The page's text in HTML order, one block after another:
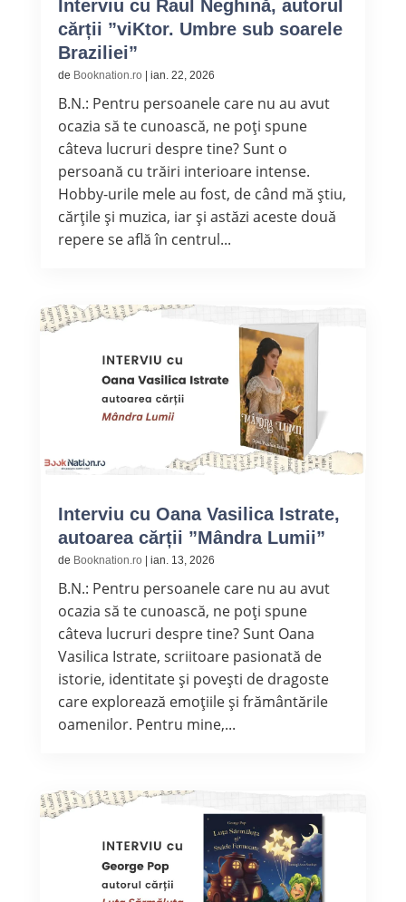
Interviu cu Raul Neghină, autorul
cărții ”viKtor. Umbre sub soarele
Braziliei”
de Booknation.ro | ian. 22, 2026
B.N.: Pentru persoanele care nu au avut
ocazia să te cunoască, ne poți spune
câteva lucruri despre tine? Sunt o
persoană cu trăiri interioare intense.
Hobby-urile mele au fost, de când mă știu,
cărțile și muzica, iar și astăzi aceste două
repere se află în centrul...
Interviu cu Oana Vasilica Istrate,
autoarea cărții ”Mândra Lumii”
de Booknation.ro ian. 13, 2026
B.N.: Pentru persoanele care nu au avut
ocazia să te cunoască, ne poți spune
câteva lucruri despre tine? Sunt Oana
Vasilica Istrate, scriitoare pasionată de
istorie, identitate și povești de dragoste
care explorează emoțiile și frământările
oamenilor. Pentru mine,...